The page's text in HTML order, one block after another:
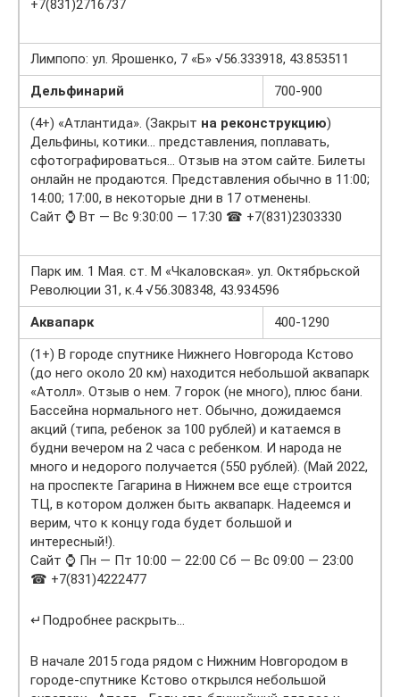
+7(831)2716737
Лимпопо: ул. Ярошенко, 7 «Б» √56.333918, 43.853511
Дельфинарий
700-900
(4+) «Атлантида». (Закрыт на реконструкцию)
Дельфины, котики… представления, поплавать,
сфотографироваться… Отзыв на этом сайте. Билеты
онлайн не продаются. Представления обычно в 11:00;
14:00; 17:00, в некоторые дни в 17 отменены.
Сайт ⌚ Вт — Вс 9:30:00 — 17:30 ☎ +7(831)2303330
Парк им. 1 Мая. ст. М «Чкаловская». ул. Октябрьской
Революции 31, к.4 √56.308348, 43.934596
Аквапарк
400-1290
(1+) В городе спутнике Нижнего Новгорода Кстово
(до него около 20 км) находится небольшой аквапарк
«Атолл». Отзыв о нем. 7 горок (не много), плюс бани.
Бассейна нормального нет. Обычно, дожидаемся
акций (типа, ребенок за 100 рублей) и катаемся в
будни вечером на 2 часа с ребенком. И народа не
много и недорого получается (550 рублей). (Май 2022,
на проспекте Гагарина в Нижнем все еще строится
ТЦ, в котором должен быть аквапарк. Надеемся и
верим, что к концу года будет большой и
интересный!).
Сайт ⌚ Пн — Пт 10:00 — 22:00 Сб — Вс 09:00 — 23:00
☎ +7(831)4222477
↵Подробнее раскрыть…
В начале 2015 года рядом с Нижним Новгородом в
городе-спутнике Кстово открылся небольшой